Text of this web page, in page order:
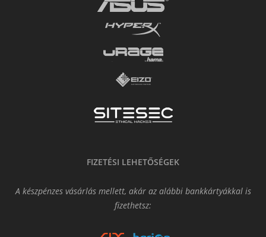
FIZETÉSI LEHETŐSÉGEK
A készpénzes vásárlás mellett, akár az alábbi bankkártyákkal is
fizethetsz: